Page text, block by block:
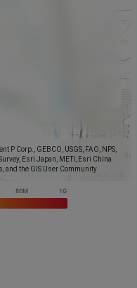
P Corp., GEBCO, USGS, FAO, NPS,
Esri Japan, METI, Esri China
and the GIS User Community